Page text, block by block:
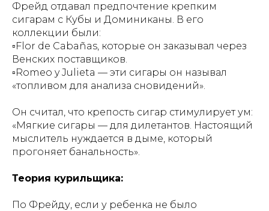
Фрейд отдавал предпочтение крепким
сигарам с Кубы и Доминиканы. В его
коллекции были:
▫️Flor de Cabañas, которые он заказывал через
Венских поставщиков.
▫️Romeo y Julieta — эти сигары он называл
«топливом для анализа сновидений».
Он считал, что крепость сигар стимулирует ум:
«Мягкие сигары — для дилетантов. Настоящий
мыслитель нуждается в дыме, который
прогоняет банальность».
Теория курильщика:
По Фрейду, если у ребенка не было